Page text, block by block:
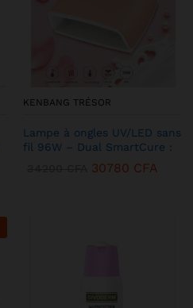
KENBANG TRÉSOR
Lampe à ongles UV/LED sans
fil 96W – Dual SmartCure :
30780 CFA